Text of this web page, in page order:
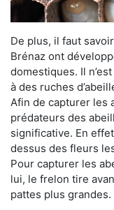
De plus, il faut
Brénaz ont
domestiques. Il
à des ruches
Afin de capturer les
prédateurs des
significative. En
dessus des fleurs
Pour capturer les
lui, le frelon tire
pattes plus grandes.